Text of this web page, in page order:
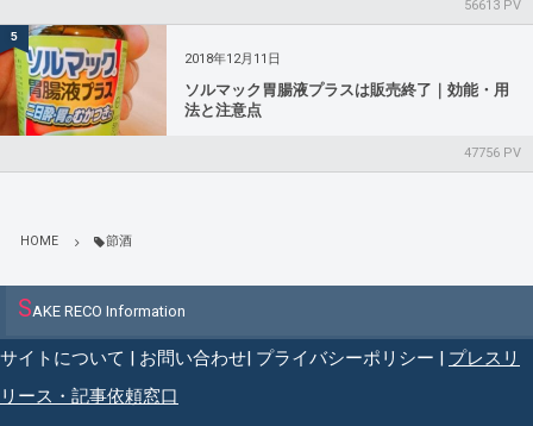
56613 PV
5
2018年12月11日
ソルマック胃腸液プラスは販売終了｜効能・用
法と注意点
47756 PV
HOME 節酒
SAKE RECO Information
サイトについて | お問い合わせ| プライバシーポリシー | プレスリ
リース・記事依頼窓口